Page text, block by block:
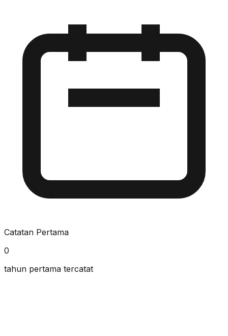
Catatan Pertama
0
tahun pertama tercatat